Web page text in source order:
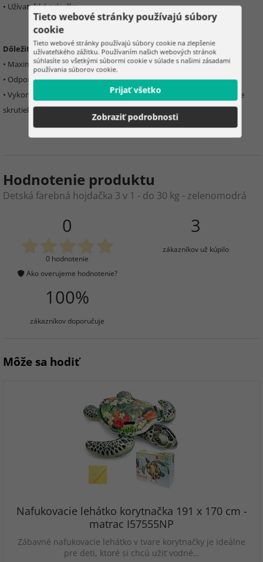
• Užívateľská príručka
Dôležité informácie:
• Maximálna hmotnosť:30 kg
• Odporúčaný vek:6 mesiacov – 6 rokov
• Vykonávajte pravidelné
kontroly a údržbu, skontrolujte utiahnutie
skrutiek, stav reťazí, lán a upevňovacích prvkov
Hodnotenie produktu
Detská farebná hojdačka 3 v 1 - do 30 kg - zelenomodrá
0
0 hodnotenie
Ako overujeme hodnotenie?
3
zákazníkov už kúpilo
100%
zákazníkov doporučuje
Môže sa hodiť
Nafukovacie lehátko korytnačka 191 x 170 cm -
matrac I57555NP
Zábavné nafukovacie lehátko v tvare korytnačky je ideálne
pre deti, ktoré si chcú užiť vodné…
Tieto webové stránky používajú súbory
cookie
Tieto webové stránky používajú súbory cookie na zlepšenie
užívateľského zážitku. Používaním našich webových stránok
súhlasíte so všetkými súbormi cookie v súlade s našimi zásadami
používania súborov cookie.
Prijať všetko
Zobraziť podrobnosti